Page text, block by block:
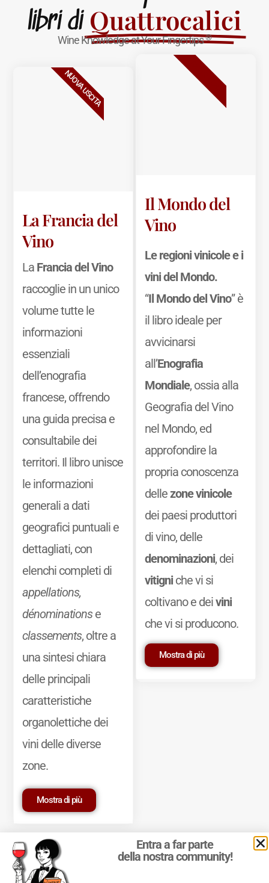
libri di Quattrocalici
Wine Knowledge at Your Fingertips®
La Francia del
Vino
La Francia del Vino
raccoglie in un unico
volume tutte le
informazioni
essenziali
dell’enografia
francese, offrendo
una guida precisa e
consultabile dei
territori. Il libro unisce
le informazioni
generali a dati
geografici puntuali e
dettagliati, con
elenchi completi di
appellations,
dénominationse
classements, oltre a
una sintesi chiara
delle principali
caratteristiche
organolettiche dei
vini delle diverse
zone.
Mostra di più
NUOVA USCITA
Il Mondo del
Vino
Le regioni vinicole e i
vini del Mondo.
“Il Mondo del Vino” è
il libro ideale per
avvicinarsi
all’Enografia
Mondiale, ossia alla
Geografia del Vino
nel Mondo, ed
approfondire la
propria conoscenza
dellezone vinicole
dei paesi produttori
di vino, delle
denominazioni, dei
vitigniche vi si
coltivano e deivini
che vi si producono.
Mostra di più
BESTSELLER
Entra a far parte
della nostra community!